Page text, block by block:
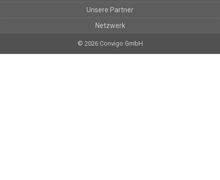
Unsere Partner
Netzwerk
© 2026 Convigo GmbH